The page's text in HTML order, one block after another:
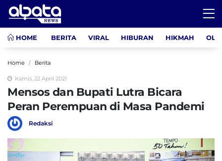
HOME BERITA VIRAL HIBURAN HIKMAH
Home Berita
Kamis, 22 April 2021
Mensos dan Bupati Lutra Bicara
Peran Perempuan di Masa Pandemi
Redaksi